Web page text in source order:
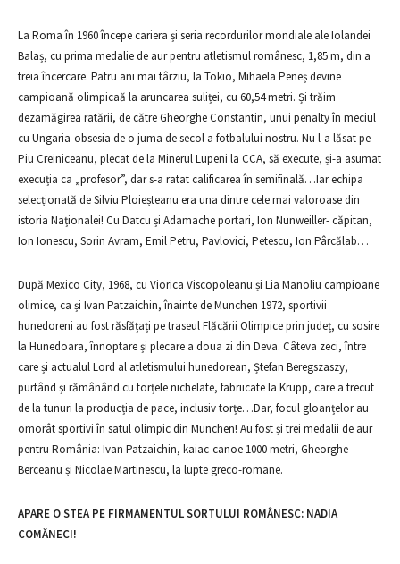
La Roma în 1960 începe cariera și seria recordurilor mondiale ale Iolandei
Balaș, cu prima medalie de aur pentru atletismul românesc, 1,85 m, din a
treia încercare. Patru ani mai târziu, la Tokio, Mihaela Peneș devine
campioană olimpicaă la aruncarea suliței, cu 60,54 metri. Și trăim
dezamăgirea ratării, de către Gheorghe Constantin, unui penalty în meciul
cu Ungaria-obsesia de o juma de secol a fotbalului nostru. Nu l-a lăsat pe
Piu Creiniceanu, plecat de la Minerul Lupeni la CCA, să execute, și-a asumat
execuția ca „profesor”, dar s-a ratat calificarea în semifinală…Iar echipa
selecționată de Silviu Ploieșteanu era una dintre cele mai valoroase din
istoria Naționalei! Cu Datcu și Adamache portari, Ion Nunweiller- căpitan,
Ion Ionescu, Sorin Avram, Emil Petru, Pavlovici, Petescu, Ion Pârcălab…
După Mexico City, 1968, cu Viorica Viscopoleanu și Lia Manoliu campioane
olimice, ca și Ivan Patzaichin, înainte de Munchen 1972, sportivii
hunedoreni au fost răsfățați pe traseul Flăcării Olimpice prin județ, cu sosire
la Hunedoara, înnoptare și plecare a doua zi din Deva. Câteva zeci, între
care și actualul Lord al atletismului hunedorean, Ștefan Beregszaszy,
purtând și rămânând cu torțele nichelate, fabriicate la Krupp, care a trecut
de la tunuri la producția de pace, inclusiv torțe…Dar, focul gloanțelor au
omorât sportivi în satul olimpic din Munchen! Au fost și trei medalii de aur
pentru România: Ivan Patzaichin, kaiac-canoe 1000 metri, Gheorghe
Berceanu și Nicolae Martinescu, la lupte greco-romane.
APARE O STEA PE FIRMAMENTUL SORTULUI ROMÂNESC: NADIA
COMĂNECI!